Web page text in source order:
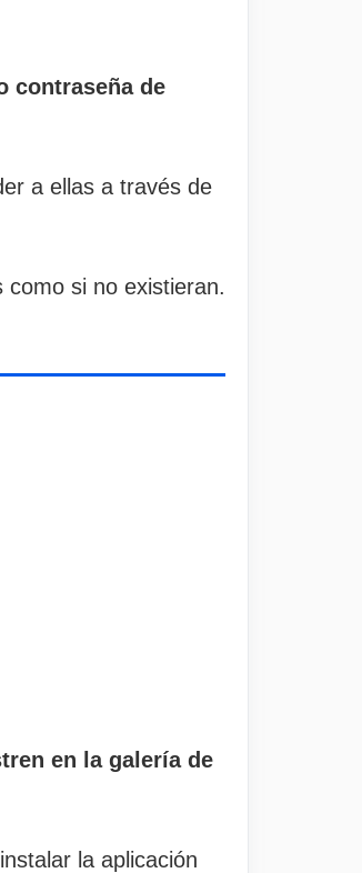
contraseña de
a ellas a través de
si no existieran.
en la galería de
la aplicación